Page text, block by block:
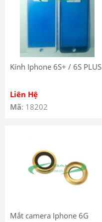
Kính Iphone 6S+ / 6S PLUS
Liên Hệ
Mã: 18202
Mắt camera Iphone 6G